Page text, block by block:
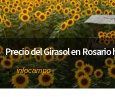
Precio del Girasol en Rosario
Porinfocampo